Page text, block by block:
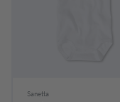
Sanetta